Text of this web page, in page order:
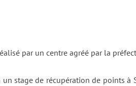
par un centre agréé par la
stage de récupération de points